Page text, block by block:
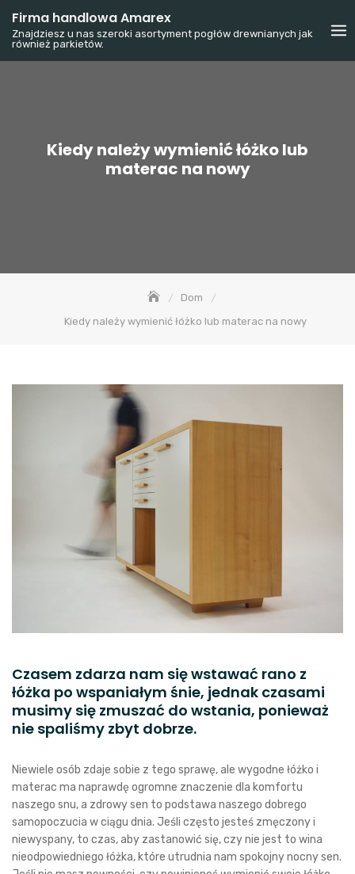
Skip
content
Firma handlowa Amarex
Znajdziesz u nas szeroki asortyment pogłów drewnianych jak
również parkietów.
Kiedy należy wymienić łóżko lub
materac na nowy
Dom
Kiedy należy wymienić łóżko lub materac na nowy
Czasem zdarza nam się wstawać rano z
łóżka po wspaniałym śnie, jednak czasami
musimy się zmuszać do wstania, ponieważ
nie spaliśmy zbyt dobrze.
Niewiele osób zdaje sobie z tego sprawę, ale wygodne łóżko i
materac ma naprawdę ogromne znaczenie dla komfortu
naszego snu, a zdrowy sen to podstawa naszego dobrego
samopoczucia w ciągu dnia. Jeśli często jesteś zmęczony i
niewyspany, to czas, aby zastanowić się, czy nie jest to wina
nieodpowiedniego łóżka, które utrudnia nam spokojny nocny sen.